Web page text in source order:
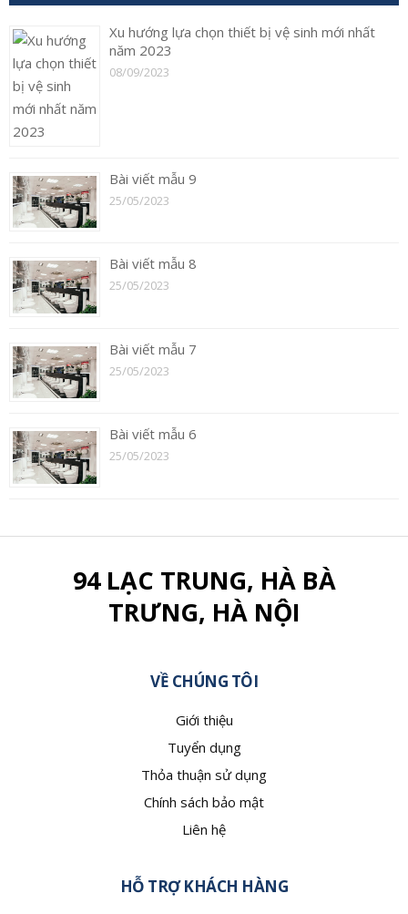
Xu hướng lựa chọn thiết bị vệ sinh mới nhất
năm 2023
08/09/2023
Bài viết mẫu 9
25/05/2023
Bài viết mẫu 8
25/05/2023
Bài viết mẫu 7
25/05/2023
Bài viết mẫu 6
25/05/2023
94 LẠC TRUNG, HÀ BÀ
TRƯNG, HÀ NỘI
VỀ CHÚNG TÔI
Giới thiệu
Tuyển dụng
Thỏa thuận sử dụng
Chính sách bảo mật
Liên hệ
HỖ TRỢ KHÁCH HÀNG